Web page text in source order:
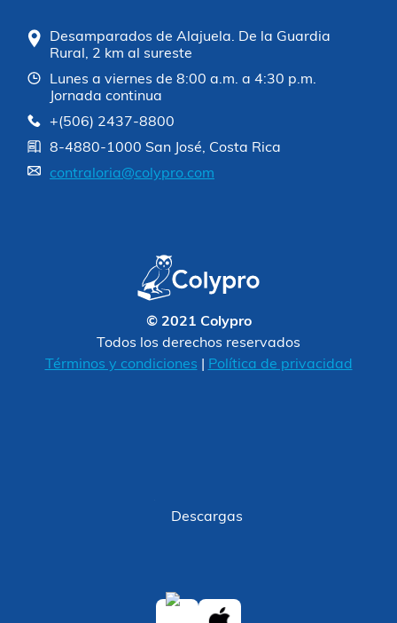
Desamparados de Alajuela. De la Guardia
Rural, 2 km al sureste
Lunes a viernes de 8:00 a.m. a 4:30 p.m.
Jornada continua
+(506) 2437-8800
8-4880-1000 San José, Costa Rica
contraloria@colypro.com
© 2021 Colypro
Todos los derechos reservados
Términos y condiciones
Política de privacidad
Descargas